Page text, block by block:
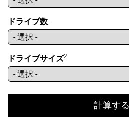
ドライブ数
ドライブサイズ2
計算する